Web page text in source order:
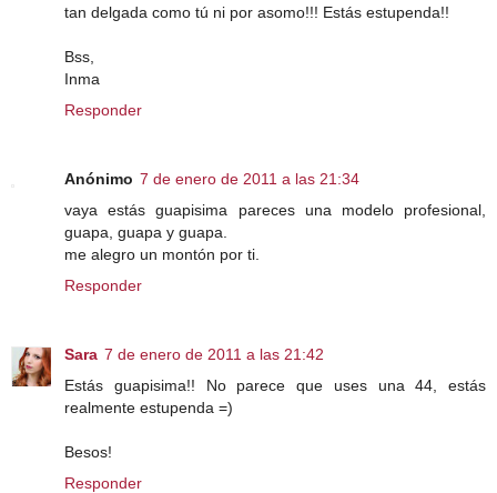
tan delgada como tú ni por asomo!!! Estás estupenda!!
Bss,
Inma
Responder
Anónimo 7 de enero de 2011 a las 21:34
vaya estás guapisima pareces una modelo profesional,
guapa, guapa y guapa.
me alegro un montón por ti.
Responder
Sara 7 de enero de 2011 a las 21:42
Estás guapisima!! No parece que uses una 44, estás
realmente estupenda =)
Besos!
Responder